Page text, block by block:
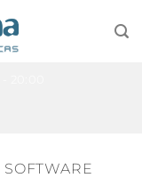
SOFTWARE